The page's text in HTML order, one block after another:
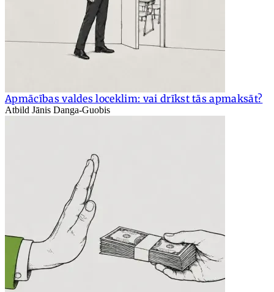
Apmācības valdes loceklim: vai drīkst tās apmaksāt?
Atbild Jānis Danga-Guobis